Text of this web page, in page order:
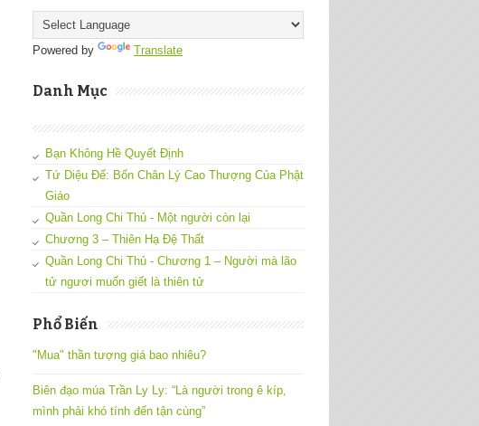
Powered by Translate
Danh Mục
Bạn Không Hề Quyết Định
Tứ Diệu Đế: Bốn Chân Lý Cao Thượng Của Phật
Giáo
Quần Long Chi Thủ - Một người còn lại
Chương 3 – Thiên Hạ Đệ Thất
Quần Long Chi Thủ - Chương 1 – Người mà lão
tử ngươi muốn giết là thiên tử
Phổ Biến
"Mua" thần tượng giá bao nhiêu?
Biên đạo múa Trần Ly Ly: “Là người trong ê kíp,
mình phải khó tính đến tận cùng”